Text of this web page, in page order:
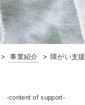
事業紹介 障がい支援
-content of support-